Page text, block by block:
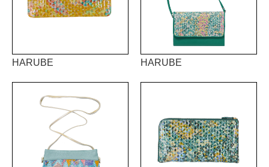
HARUBE HARUBE